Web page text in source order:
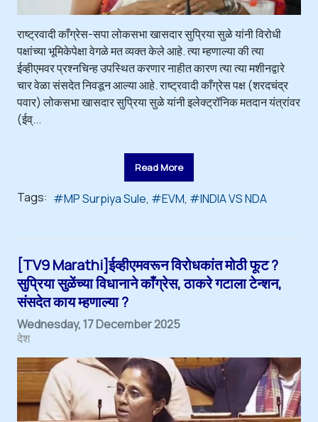
राष्ट्रवादी काँग्रेस-सपा लोकसभा खासदार सुप्रिया सुळे यांनी विरोधी
पक्षांच्या भूमिकेपेक्षा वेगळे मत व्यक्त केले आहे. त्या म्हणाल्या की त्या
ईव्हीएमवर प्रश्नचिन्ह उपस्थित करणार नाहीत कारण त्या त्या मशीनद्वारे
चार वेळा संसदेत निवडून आल्या आहे. राष्ट्रवादी काँग्रेस पक्ष (शरदचंद्र
पवार) लोकसभा खासदार सुप्रिया सुळे यांनी इलेक्ट्रॉनिक मतदान यंत्रांवर
(ईव्...
Read More
Tags: MP Surpiya Sule EVM INDIA VS NDA
[TV9 Marathi]ईव्हीएमवरून विरोधकांत मोठी फूट ?
सुप्रिया सुळेंच्या विधानाने काँग्रेस, ठाकरे गटाला टेन्शन,
संसदेत काय म्हणाल्या ?
Wednesday, 17 December 2025
देश